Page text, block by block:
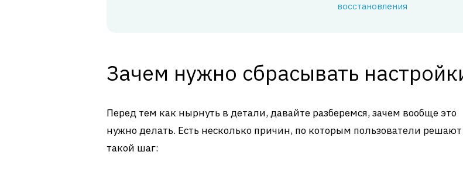
восстановления
Зачем нужно сбрасывать
Перед тем как нырнуть в детали, давайте разберемся, зачем вообще это
нужно делать. Есть несколько причин, по которым пользователи
такой шаг: